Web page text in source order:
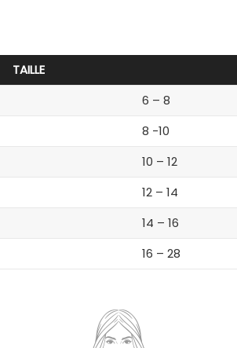
TAILLE
6 – 8
8 -10
10 – 12
12 – 14
14 – 16
16 – 28